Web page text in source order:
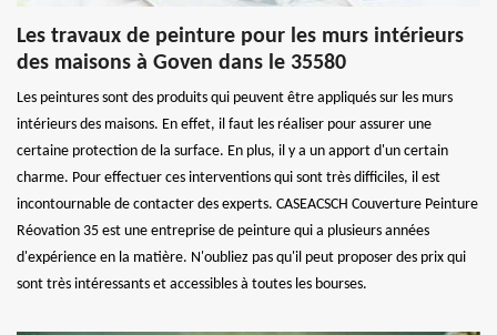
Les travaux de peinture pour les murs intérieurs
des maisons à Goven dans le 35580
Les peintures sont des produits qui peuvent être appliqués sur les murs
intérieurs des maisons. En effet, il faut les réaliser pour assurer une
certaine protection de la surface. En plus, il y a un apport d'un certain
charme. Pour effectuer ces interventions qui sont très difficiles, il est
incontournable de contacter des experts. CASEACSCH Couverture Peinture
Réovation 35 est une entreprise de peinture qui a plusieurs années
d'expérience en la matière. N'oubliez pas qu'il peut proposer des prix qui
sont très intéressants et accessibles à toutes les bourses.